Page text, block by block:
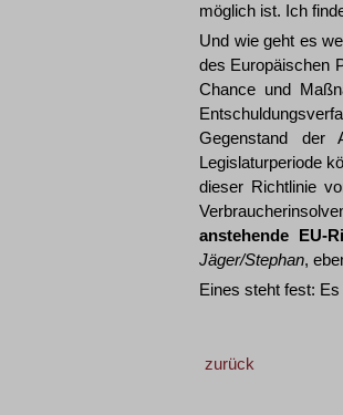
möglich ist. Ich
Und wie geht es
des Europäischen
Chance und
Gegenstand der
Legislaturperiode
dieser Richtlinie
anstehende EU-
Jäger/Stephan,
Eines steht fest:
zurück